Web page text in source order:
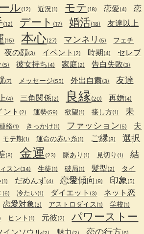
ル(12) 近況 (1) モテ (18) 恋愛(4)
恋
(12) デート (17) 婚活(18)
友達以上
(15) 本心(27) マンネリ (5) フェチ
夜の顔(3) イベント (2) 時期(4)
セレブ
(5) 彼女持ち (4) 家庭(2) 告白失敗(3)
(7) メッセージ(55) 外出自粛(3) 友達
(4) 三角関係(2) 良縁(20) 再婚(4)
ント (2) 運勢(59) 欲望(1) 接し方(1)
未
絡(1) きっかけ(1) ファッション(5)
夫
モテ期(1) 運命の赤い糸(1) ご縁(8)
選択
(8) 金運 (23) 脈あり (1) 見切り (1)
結
スン(34) 生徒(1) 破局(1) 髪型(2)
タイ
(1) だめんず(4) 恋愛傾向 (9) 印象 (5)
(6) 冷たい(1) ダイエット (3)
ネット恋
恋愛対象 (3) アストロダイス (1) 学校(1)
ヒント (1) 元彼(2)
パワーストー
インソウル 魅力 恋の行方